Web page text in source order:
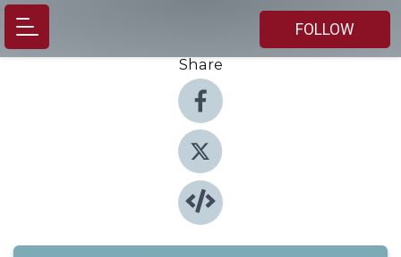
FOLLOW
Share